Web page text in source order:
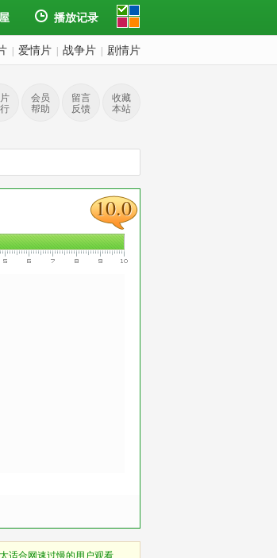
播放记录
爱情片 战争片 剧情片
会员
帮助
留言
反馈
收藏
本站
10.0
10.0
适合网速过慢的用户观看